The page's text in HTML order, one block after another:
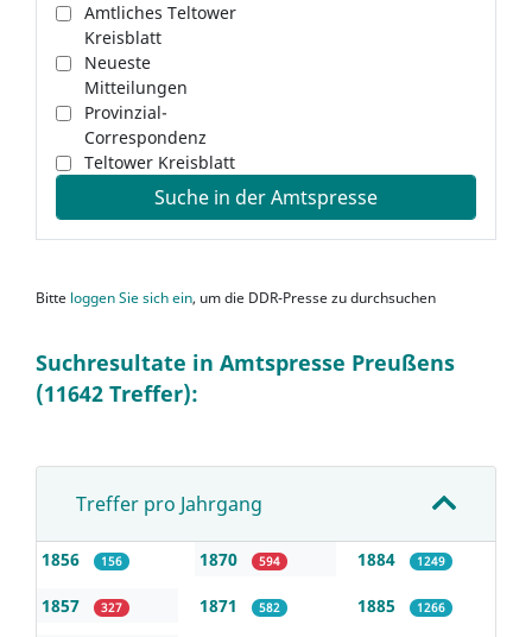
Amtliches Teltower
Kreisblatt
Neueste
Mitteilungen
Provinzial-
Correspondenz
Teltower Kreisblatt
Suche in der Amtspresse
Bitte loggen Sie sich ein, um die DDR-Presse zu durchsuchen
Suchresultate in Amtspresse Preußens
(11642 Treffer):
Treffer pro Jahrgang
1856 156
1857 327
1870 594
1871 582
1884 1249
1885 1266